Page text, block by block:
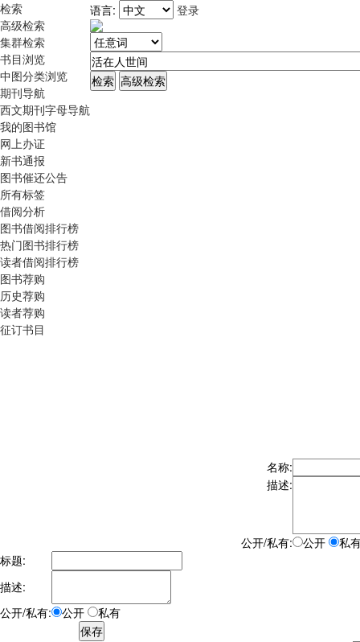
检索
高级检索
集群检索
书目浏览
中图分类浏览
期刊导航
西文期刊字母导航
我的图书馆
网上办证
新书通报
图书催还公告
所有标签
借阅分析
图书借阅排行榜
热门图书排行榜
读者借阅排行榜
图书荐购
历史荐购
读者荐购
征订书目
语言: 登录
名称:
描述:
公开/私有: 公开
私
标题:
描述:
公开/私有:
公开 私有